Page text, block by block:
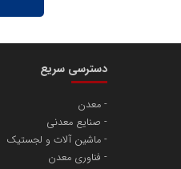
دسترسی سریع
معدن
صنایع معدنی
ماشین آلات و لجستیک
فناوری معدن